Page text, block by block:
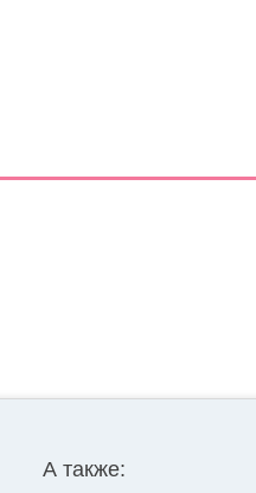
А также: